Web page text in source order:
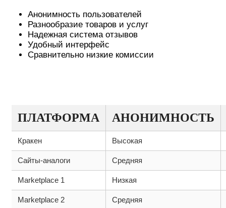
Анонимность пользователей
Разнообразие товаров и услуг
Надежная система отзывов
Удобный интерфейс
Сравнительно низкие комиссии
ПЛАТФОРМА АНОНИМНОСТЬ
Кракен Высокая
Сайты-аналоги Средняя
Marketplace 1 Низкая
Marketplace 2 Средняя